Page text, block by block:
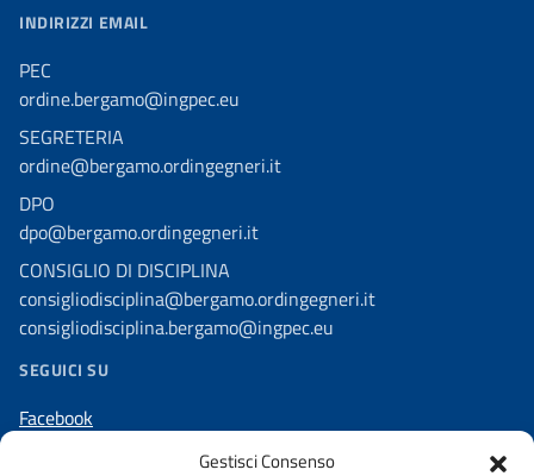
Gestisci Consenso
INDIRIZZI EMAIL
PEC
ordine.bergamo@ingpec.eu
SEGRETERIA
ordine@bergamo.ordingegneri.it
DPO
dpo@bergamo.ordingegneri.it
CONSIGLIO DI DISCIPLINA
consigliodisciplina@bergamo.ordingegneri.it
consigliodisciplina.bergamo@ingpec.eu
SEGUICI SU
Facebook